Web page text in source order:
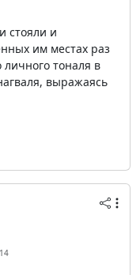
стояли и
им местах раз
тоналя в
выражаясь